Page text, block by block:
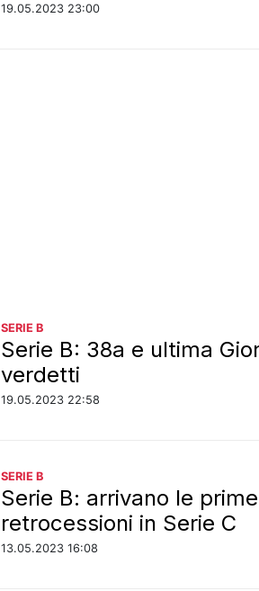
19.05.2023 23:00
SERIE B
Serie B: 38a e ultima
verdetti
19.05.2023 22:58
SERIE B
Serie B: arrivano le
retrocessioni in Serie C
13.05.2023 16:08